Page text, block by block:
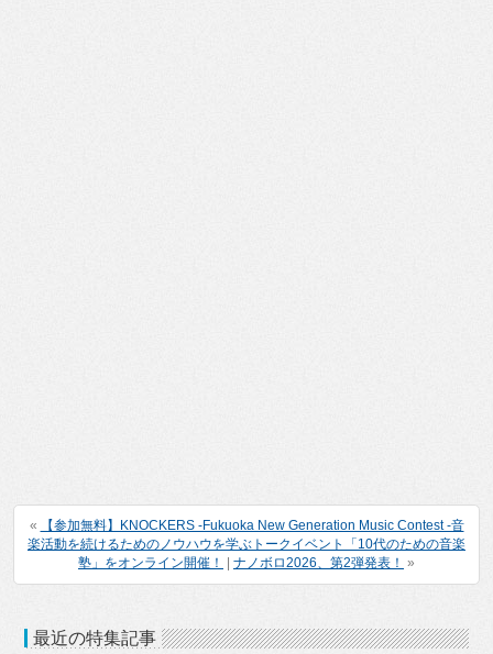
«
【参加無料】KNOCKERS -Fukuoka New Generation Music Contest -音
楽活動を続けるためのノウハウを学ぶトークイベント「10代のための音楽
塾」をオンライン開催！
ナノボロ2026、第2弾発表！ »
最近の特集記事